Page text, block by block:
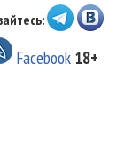
Facebook 18+